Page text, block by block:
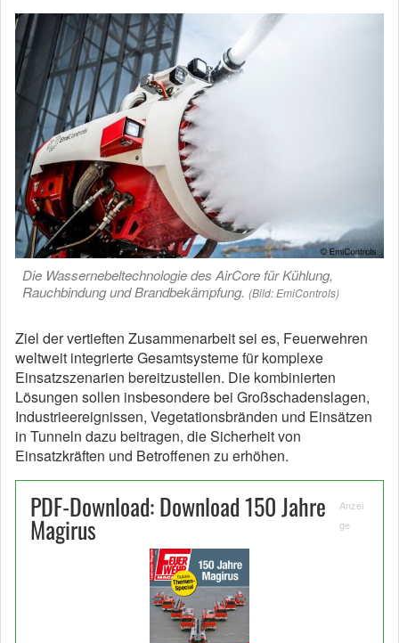
Die Wassernebeltechnologie des AirCore für Kühlung,
Rauchbindung und Brandbekämpfung. (Bild: EmiControls)
Ziel der vertieften Zusammenarbeit sei es, Feuerwehren
weltweit integrierte Gesamtsysteme für komplexe
Einsatzszenarien bereitzustellen. Die kombinierten
Lösungen sollen insbesondere bei Großschadenslagen,
Industrieereignissen, Vegetationsbränden und Einsätzen
in Tunneln dazu beitragen, die Sicherheit von
Einsatzkräften und Betroffenen zu erhöhen.
PDF-Download: Download 150 Jahre
Magirus
Anzei
ge